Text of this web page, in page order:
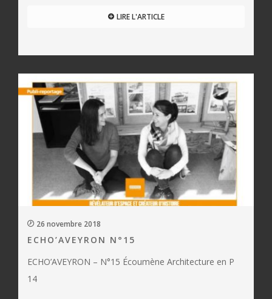
LIRE L'ARTICLE
26 novembre 2018
ECHO’AVEYRON N°15
ECHO’AVEYRON – N°15 Écoumène Architecture en P
14